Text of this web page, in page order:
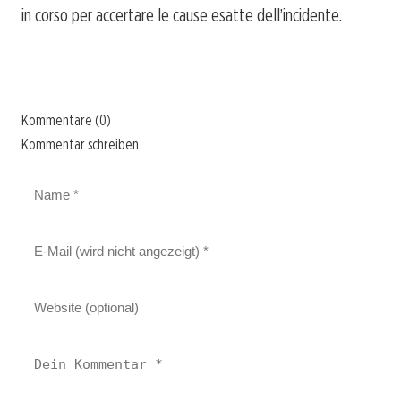
in corso per accertare le cause esatte dell’incidente.
Kommentare (0)
Kommentar schreiben